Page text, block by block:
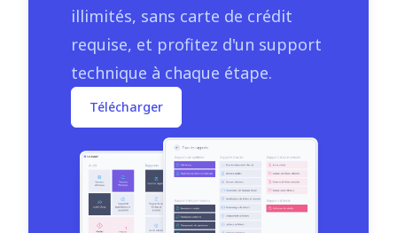
illimités, sans carte de crédit
requise, et profitez d'un support
technique à chaque étape.
Télécharger